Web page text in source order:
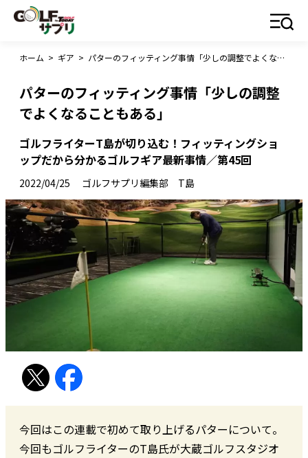
ホーム > ギア > パターのフィッティング事情「少しの調整でよくなることもある」
パターのフィッティング事情「少しの調整
でよくなることもある」
ゴルフライターT島が切り込む！フィッティングショ
ップだから分かるゴルフギア最新事情／第45回
2022/04/25 ゴルフサプリ編集部 T島
今回はこの連載で初めて取り上げるパターについて。
今回もゴルフライターのT島氏が大蔵ゴルフスタジオ